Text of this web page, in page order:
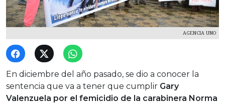
AGENCIA UNO
En diciembre del año pasado, se dio a conocer la
sentencia que va a tener que cumplir Gary
Valenzuela por el femicidio de la carabinera Norma